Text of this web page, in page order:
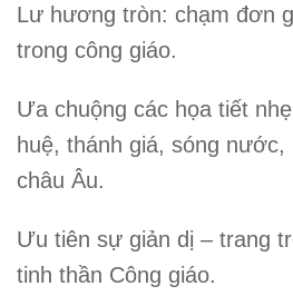
Lư hương tròn: chạm đơn
trong công giáo.
Ưa chuộng các họa tiết
huệ, thánh giá, sóng nước,
châu Âu.
Ưu tiên sự giản dị – trang
tinh thần Công giáo.